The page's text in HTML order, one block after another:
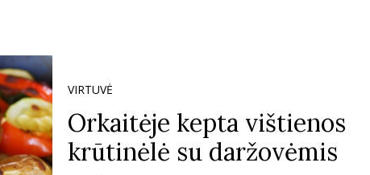
VIRTUVĖ
Orkaitėje kepta vištienos
krūtinėlė su daržovėmis